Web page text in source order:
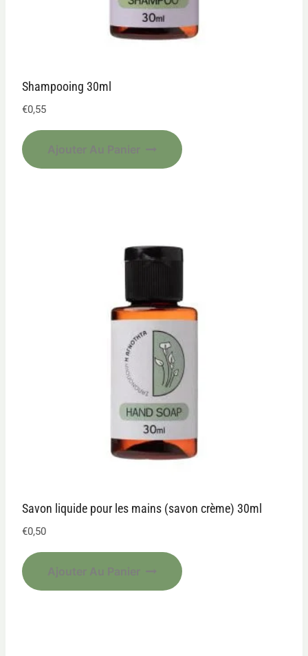
Shampooing 30ml
€0,55
Ajouter Au Panier
Savon liquide pour les mains (savon crème) 30ml
€0,50
Ajouter Au Panier